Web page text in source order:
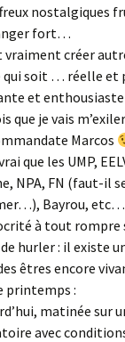
nostalgiques
fort…
créer
qui soit … réelle et
et enthousiaste
que je vais
Marcos
que les UMP,
NPA, FN (faut-il
Bayrou, etc…
à tout rompre
hurler : il existe
êtres encore
printemps :
matinée sur
avec